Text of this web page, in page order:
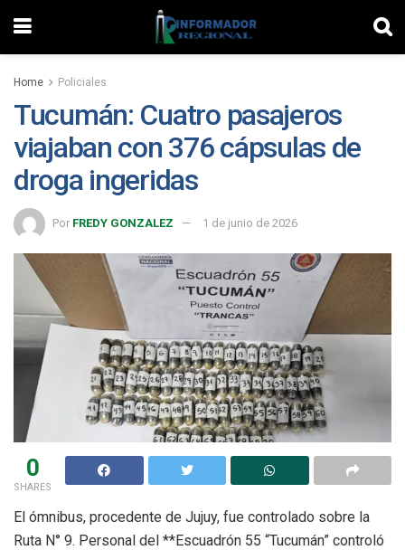
Home Policiales
Tucumán: Cuatro pasajeros
viajaban con 376 cápsulas de
droga ingeridas
Por FREDY GONZALEZ 1 de junio de 2026
0
SHARES
El ómnibus, procedente de Jujuy, fue controlado sobre la
Ruta N° 9. Personal del **Escuadrón 55 “Tucumán” controló